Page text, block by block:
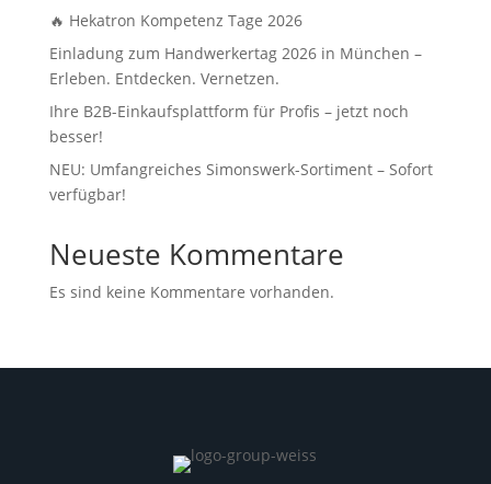
🔥 Hekatron Kompetenz Tage 2026
Einladung zum Handwerkertag 2026 in München –
Erleben. Entdecken. Vernetzen.
Ihre B2B-Einkaufsplattform für Profis – jetzt noch
besser!
NEU: Umfangreiches Simonswerk-Sortiment – Sofort
verfügbar!
Neueste Kommentare
Es sind keine Kommentare vorhanden.